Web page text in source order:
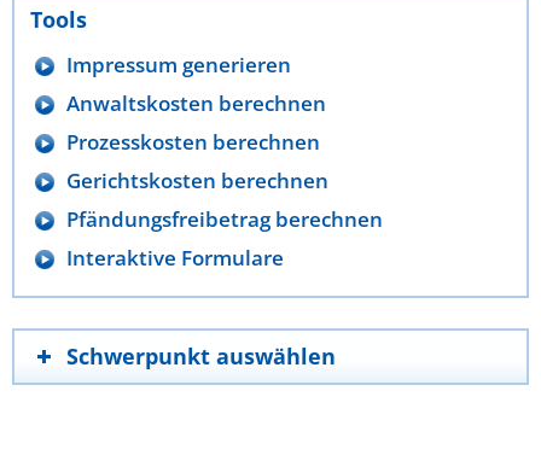
Tools
Impressum generieren
Anwaltskosten berechnen
Prozesskosten berechnen
Gerichtskosten berechnen
Pfändungsfreibetrag berechnen
Interaktive Formulare
Schwerpunkt auswählen